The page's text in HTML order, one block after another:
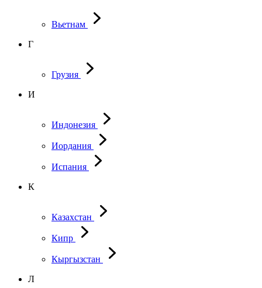
Вьетнам
Г
Грузия
И
Индонезия
Иордания
Испания
К
Казахстан
Кипр
Кыргызстан
Л